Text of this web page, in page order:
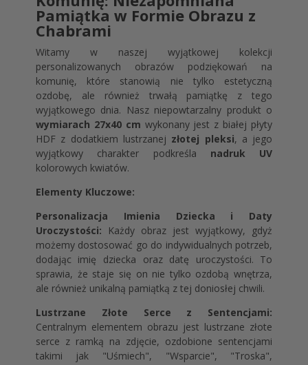
Pamiątka w Formie Obrazu z
Chabrami
Witamy w naszej wyjątkowej kolekcji
personalizowanych obrazów podziękowań na
komunię, które stanowią nie tylko estetyczną
ozdobę, ale również trwałą pamiątkę z tego
wyjątkowego dnia. Nasz niepowtarzalny produkt o
wymiarach 27x40 cm wykonany jest z białej płyty
HDF z dodatkiem lustrzanej złotej pleksi, a jego
wyjątkowy charakter podkreśla nadruk UV
kolorowych kwiatów.
Elementy Kluczowe:
Personalizacja Imienia Dziecka i Daty
Uroczystości: Każdy obraz jest wyjątkowy, gdyż
możemy dostosować go do indywidualnych potrzeb,
dodając imię dziecka oraz datę uroczystości. To
sprawia, że staje się on nie tylko ozdobą wnętrza,
ale również unikalną pamiątką z tej doniosłej chwili.
Lustrzane Złote Serce z Sentencjami:
Centralnym elementem obrazu jest lustrzane złote
serce z ramką na zdjęcie, ozdobione sentencjami
takimi jak "Uśmiech", "Wsparcie", "Troska",